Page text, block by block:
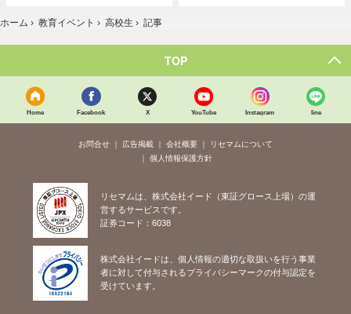
ホーム › 教育イベント › 高校生 › 記事
TOP
Home Facebook X YouTube Instagram line
お問合せ 広告掲載 会社概要
リセマムについて
個人情報保護方針
リセマムは、株式会社イード（東証グロース上場）の運
営するサービスです。
証券コード：6038
株式会社イードは、個人情報の適切な取扱いを行う事業
者に対して付与されるプライバシーマークの付与認定を
受けています。